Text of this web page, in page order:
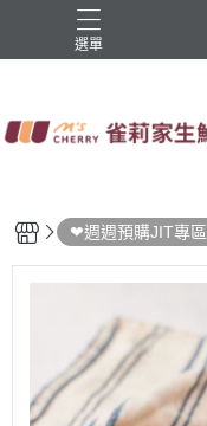
選單
❤週週預購JIT專區